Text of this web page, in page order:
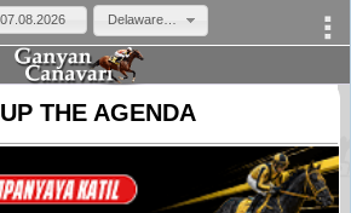
Delaware Park ABD
UP THE AGENDA ×